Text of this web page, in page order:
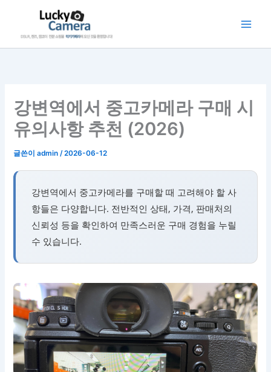
로
강변역에서 중고카메라 구매 시
유의사항 추천 (2026)
글쓴이admin/2026-06-12
강변역에서 중고카메라를 구매할 때 고려해야 할 사
항들은 다양합니다. 전반적인 상태, 가격, 판매처의
신뢰성 등을 확인하여 만족스러운 구매 경험을 누릴
수 있습니다.